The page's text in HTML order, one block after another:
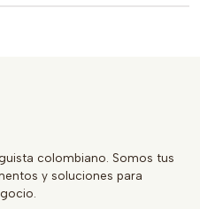
colombiano. Somos tus
y soluciones para